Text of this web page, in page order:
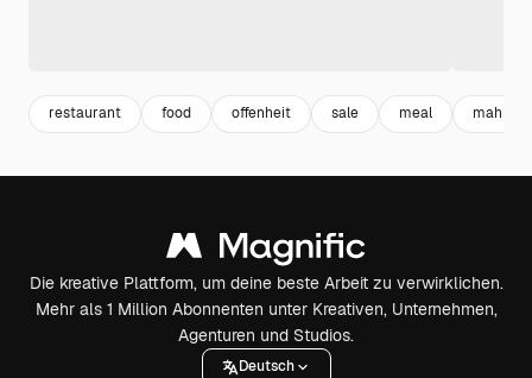
restaurant food offenheit sale meal mahlzeit
Die kreative Plattform, um deine beste Arbeit zu verwirklichen.
Mehr als 1 Million Abonnenten unter Kreativen, Unternehmen,
Agenturen und Studios.
Deutsch